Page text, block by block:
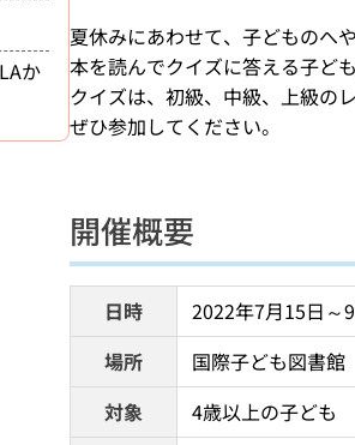
夏休みにあわせて、子どものへ
本を読んでクイズに答える子ど
クイズは、初級、中級、上級の
ぜひ参加してください。
開催概要
日時
2022年7月15日～
場所
国際子ども図書
対象
4歳以上の子ども
か